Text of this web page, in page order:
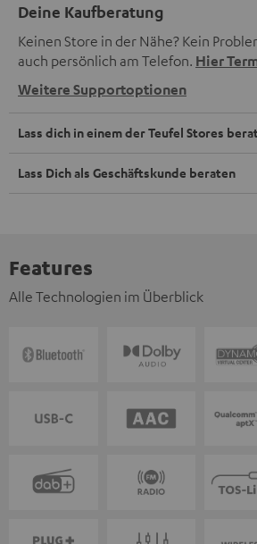
Deine Kaufberatung
Keinen Store in der Nähe? Kein
auch persönlich am Telefon. Hier
Weitere Supportoptionen
Lass dich in einem der Teufel Stores
Lass Dich als Geschäftskunde beraten
Features
Alle Technologien im Überblick